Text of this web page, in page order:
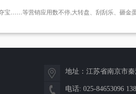
宝……等营销应用数不停,大转盘、刮刮乐、砸金